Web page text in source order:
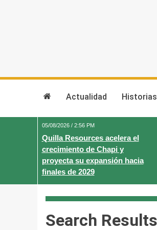
Actualidad Historias
05/08/2026 / 2:56 PM
Quilla Resources acelera el
crecimiento de Chapi y
proyecta su expansión hacia
finales de 2029
Search